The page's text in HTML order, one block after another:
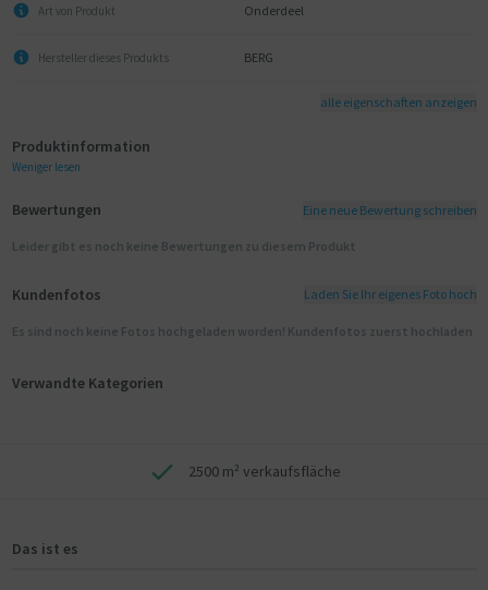
Art von Produkt Onderdeel
Hersteller dieses Produkts BERG
alle eigenschaften anzeigen
Produktinformation
Weniger lesen
Bewertungen Eine neue Bewertung schreiben
Leider gibt es noch keine Bewertungen zu diesem Produkt
Kundenfotos Laden Sie Ihr eigenes Foto hoch
Es sind noch keine Fotos hochgeladen worden! Kundenfotos zuerst hochladen
Verwandte Kategorien
2500 m² verkaufsfläche
Das ist es